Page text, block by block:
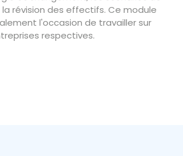
révision des effectifs. Ce module
l'occasion de travailler sur
respectives.